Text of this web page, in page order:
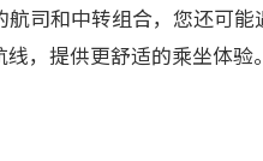
司和中转组合，您还可
，提供更舒适的乘坐体验。